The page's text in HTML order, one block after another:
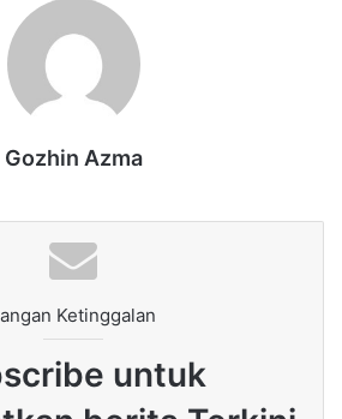
Gozhin Azma
Ketinggalan
untuk